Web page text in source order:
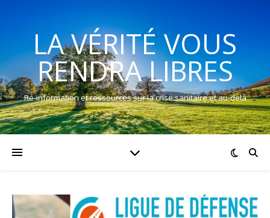
LA VÉRITÉ VOUS
RENDRA LIBRES
Ré-information et ressources sur la crise sanitaire et au-delà